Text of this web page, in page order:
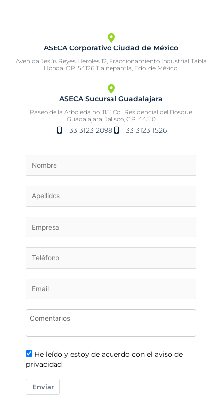
ASECA Corporativo Ciudad de México
Avenida Jesús Reyes Heroles 12, Fraccionamiento Industrial Tabla
Honda, C.P. 54126 Tlalnepantla, Edo. de México.
ASECA Sucursal Guadalajara
Paseo de la Arboleda no. 1151 Col. Residencial del Bosque
Guadalajara, Jalisco, C.P. 44510
33 3123 2098 33 3123 1526
He leído y estoy de acuerdo con el aviso de
privacidad
Enviar